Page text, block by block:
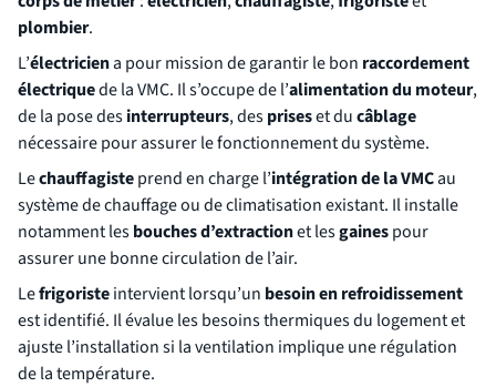
plombier.
L’électriciena pour mission de garantir le bon raccordement
électriquede la VMC. Il s’occupe de l’alimentation du moteur,
de la pose desinterrupteurs, despriseset ducâblage
nécessaire pour assurer le fonctionnement du système.
Lechauffagisteprend en charge l’intégration de la VMCau
système de chauffage ou de climatisation existant. Il installe
notamment lesbouches d’extractionet lesgainespour
assurer une bonne circulation de l’air.
Lefrigoristeintervient lorsqu’un besoin en refroidissement
est identifié. Il évalue les besoins thermiques du logement et
ajuste l’installation si la ventilation implique une régulation
de la température.